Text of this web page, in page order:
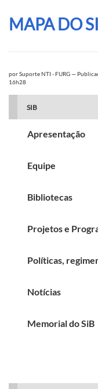
MAPA DO
porSuporte NTI - FURG—
16h28
SIB
Apresentação
Equipe
Bibliotecas
Projetos e
Políticas,
Notícias
Memorial do SiB